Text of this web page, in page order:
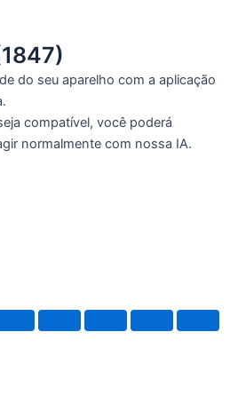
do seu aparelho com a aplicação
compatível, você poderá
normalmente com nossa IA.